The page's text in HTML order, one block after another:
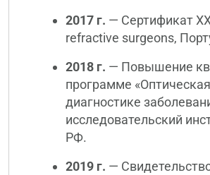
2017 г. — Сертификат
refractive surgeons,
2018 г. — Повышение
программе
диагностике
исследовательский
РФ.
2019 г. —